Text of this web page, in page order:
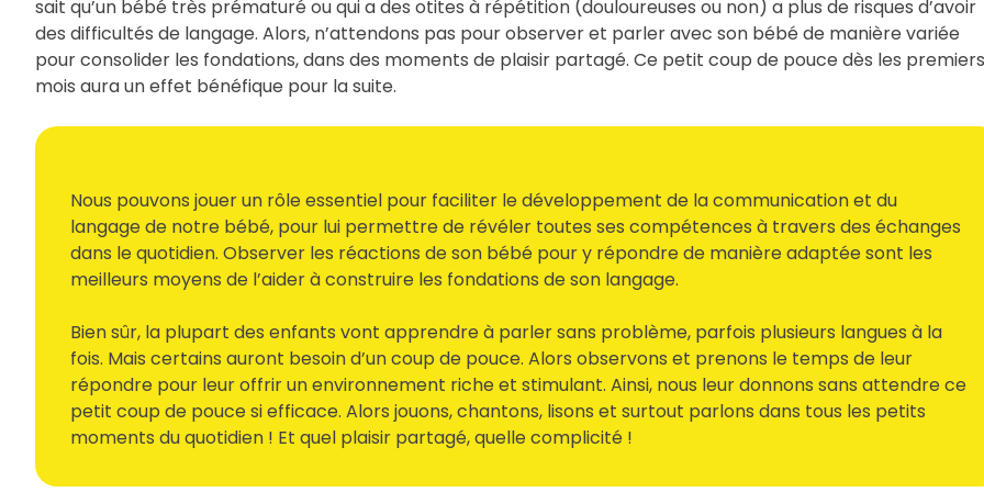
sait qu’un bébé très prématuré ou qui a des otites à répétition (douloureuses ou non) a plus de risques d’avoir
des difficultés de langage. Alors, n’attendons pas pour observer et parler avec son bébé de manière variée
pour consolider les fondations, dans des moments de plaisir partagé. Ce petit coup de pouce dès les premiers
mois aura un effet bénéfique pour la suite.
Nous pouvons jouer un rôle essentiel pour faciliter le développement de la communication et du
langage de notre bébé, pour lui permettre de révéler toutes ses compétences à travers des échanges
dans le quotidien. Observer les réactions de son bébé pour y répondre de manière adaptée sont les
meilleurs moyens de l’aider à construire les fondations de son langage.
Bien sûr, la plupart des enfants vont apprendre à parler sans problème, parfois plusieurs langues à la
fois. Mais certains auront besoin d’un coup de pouce. Alors observons et prenons le temps de leur
répondre pour leur offrir un environnement riche et stimulant. Ainsi, nous leur donnons sans attendre ce
petit coup de pouce si efficace. Alors jouons, chantons, lisons et surtout parlons dans tous les petits
moments du quotidien ! Et quel plaisir partagé, quelle complicité !